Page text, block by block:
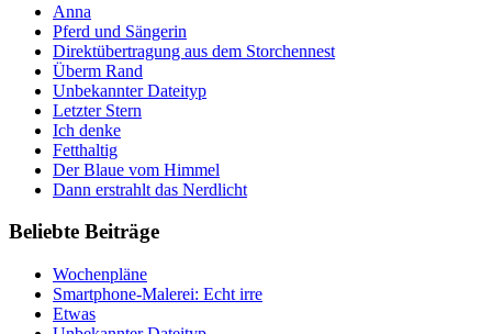
Anna
Pferd und Sängerin
Direktübertragung aus dem Storchennest
Überm Rand
Unbekannter Dateityp
Letzter Stern
Ich denke
Fetthaltig
Der Blaue vom Himmel
Dann erstrahlt das Nerdlicht
Beliebte Beiträge
Wochenpläne
Smartphone-Malerei: Echt irre
Etwas